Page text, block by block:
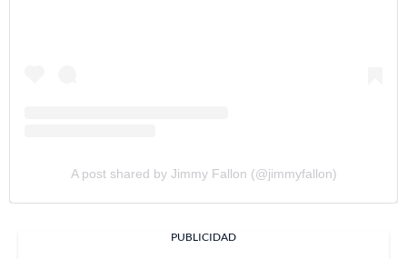
A post shared by Jimmy Fallon (@jimmyfallon)
PUBLICIDAD